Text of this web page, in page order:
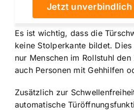
Jetzt unverbindlich
Es ist wichtig, dass die
keine Stolperkante bildet.
nur Menschen im Rollstuhl
auch Personen mit Gehhilfen
Zusätzlich zur
automatische